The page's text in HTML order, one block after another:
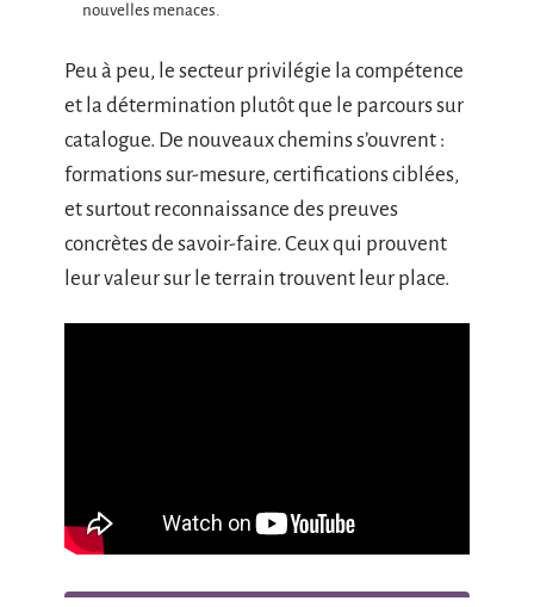
nouvelles menaces.
Peu à peu, le secteur privilégie la compétence
et la détermination plutôt que le parcours sur
catalogue. De nouveaux chemins s’ouvrent :
formations sur-mesure, certifications ciblées,
et surtout reconnaissance des preuves
concrètes de savoir-faire. Ceux qui prouvent
leur valeur sur le terrain trouvent leur place.